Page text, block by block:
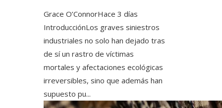
Grace O’ConnorHace 3 días
IntroducciónLos graves siniestros
industriales no solo han dejado tras
de sí un rastro de víctimas
mortales y afectaciones ecológicas
irreversibles, sino que además han
supuesto pu...